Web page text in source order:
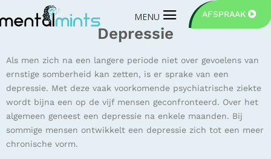
AFSPRAAK
Depressie
Als men zich na een langere periode niet over gevoelens van
ernstige somberheid kan zetten, is er sprake van een
depressie. Met deze vaak voorkomende psychiatrische ziekte
wordt bijna een op de vijf mensen geconfronteerd. Over het
algemeen geneest een depressie na enkele maanden. Bij
sommige mensen ontwikkelt een depressie zich tot een meer
chronische vorm.